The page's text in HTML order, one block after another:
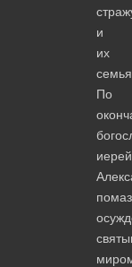
и
их
По
иерей